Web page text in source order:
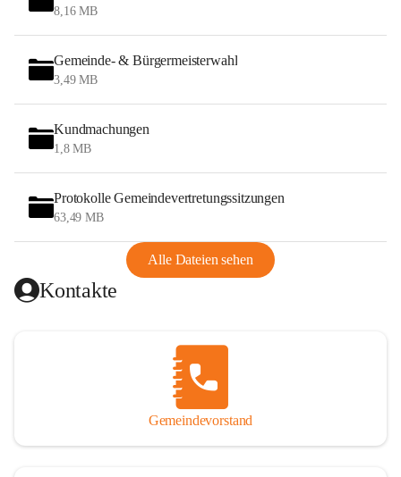
8,16 MB
Gemeinde- & Bürgermeisterwahl
3,49 MB
Kundmachungen
1,8 MB
Protokolle Gemeindevertretungssitzungen
63,49 MB
Alle Dateien sehen
Kontakte
Gemeindevorstand